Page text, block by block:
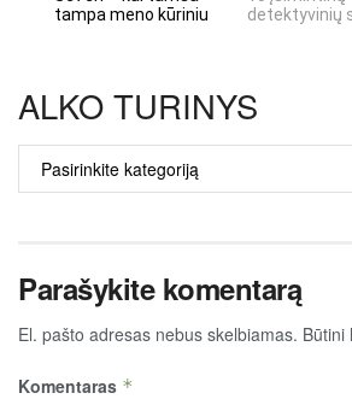
tampa meno kūriniu
detektyvinių
ALKO TURINYS
TURINYS
Parašykite komentarą
El. pašto adresas nebus skelbiamas. Būtini
Komentaras *